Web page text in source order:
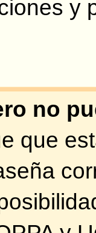
el enlace
de